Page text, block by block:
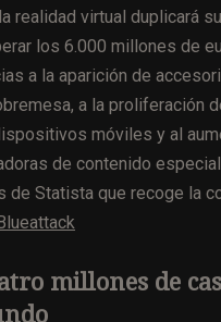
realidad virtual duplicará
los 6.000 millones de
a la aparición de
a la proliferación
móviles y al
de contenido
de Statista que recoge la
millones de